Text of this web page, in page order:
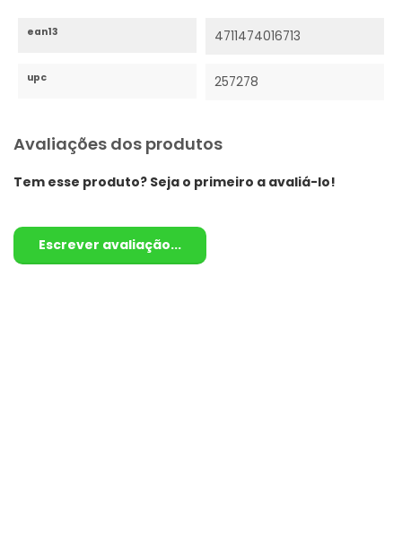
ean13 4711474016713
upc 257278
Avaliações dos produtos
Tem esse produto? Seja o primeiro a avaliá-lo!
Escrever avaliação...